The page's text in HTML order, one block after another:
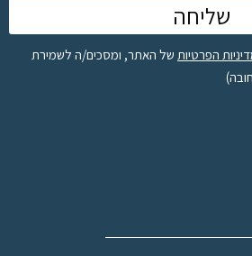
שליחה
הפרטיות של האתר, ומסכים/ה לשמירת